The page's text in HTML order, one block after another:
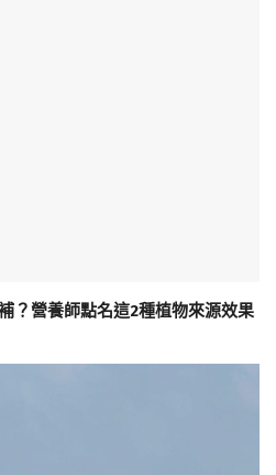
？營養師點名這2種植物來源效果